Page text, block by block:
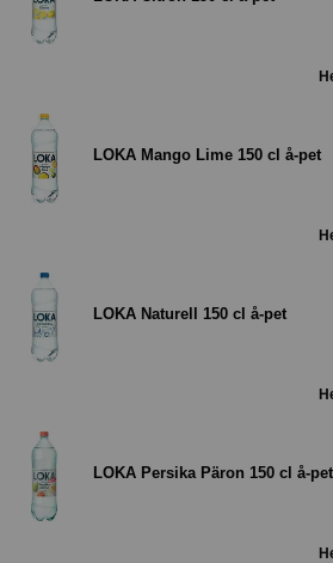
LOKA Mango Lime 150 cl å-pet
LOKA Naturell 150 cl å-pet
LOKA Persika Päron 150 cl å-pet